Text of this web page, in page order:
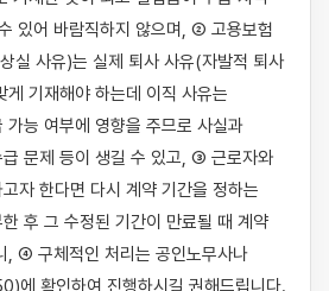
있어 바람직하지 않으며, ② 고용보험
실 사유)는 실제 퇴사 사유(자발적 퇴사
게 기재해야 하는데 이직 사유는
가능 여부에 영향을 주므로 사실과
급 문제 등이 생길 수 있고, ③ 근로자와
자 한다면 다시 계약 기간을 정하는
후 그 수정된 기간이 만료될 때 계약
, ④ 구체적인 처리는 공인노무사나
에 확인하여 진행하시길 권해드립니다.